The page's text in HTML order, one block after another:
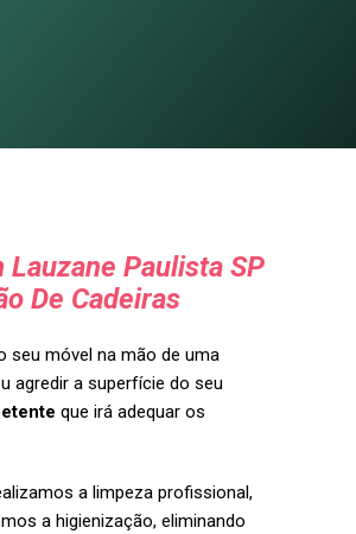
Paulista SP
De Cadeiras
seu móvel na mão de uma
agredir a superfície do seu
que irá adequar os
a limpeza profissional,
a higienização, eliminando